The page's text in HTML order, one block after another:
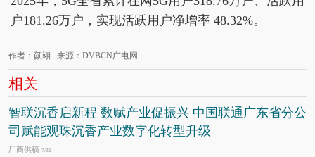
户181.26万户，实现活跃用户净增率 48.32%。
作者：颜翊 来源：DVBCN广电网
相关
智联沉香启新程 数赋产业促振兴 中国联通广东省分公
司赋能观珠沉香产业数字化转型升级
厂商供稿 7/31